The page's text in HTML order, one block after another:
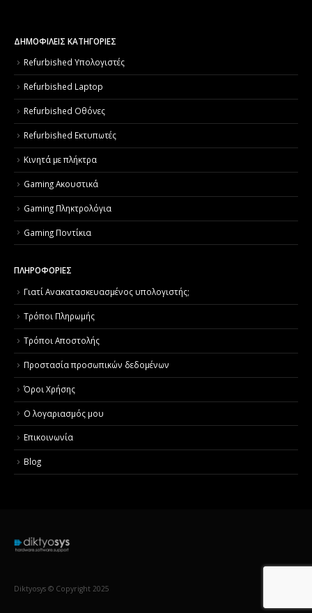
ΔΗΜΟΦΙΛΕΙΣ ΚΑΤΗΓΟΡΙΕΣ
Refurbished Υπολογιστές
Refurbished Laptop
Refurbished Οθόνες
Refurbished Εκτυπωτές
Κινητά με πλήκτρα
Gaming Ακουστικά
Gaming Πληκτρολόγια
Gaming Ποντίκια
ΠΛΗΡΟΦΟΡΙΕΣ
Γιατί Aνακατασκευασμένος υπολογιστής;
Τρόποι Πληρωμής
Τρόποι Αποστολής
Προστασία προσωπικών δεδομένων
Όροι Χρήσης
Ο λογαριασμός μου
Επικοινωνία
Blog
Diktyosys © Copyright 2025